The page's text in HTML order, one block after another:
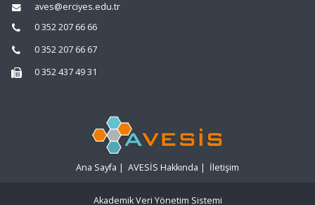
aves@erciyes.edu.tr
0 352 207 66 66
0 352 207 66 67
0 352 437 49 31
Ana Sayfa | AVESİS Hakkında | İletişim
Akademik Veri Yönetim Sistemi